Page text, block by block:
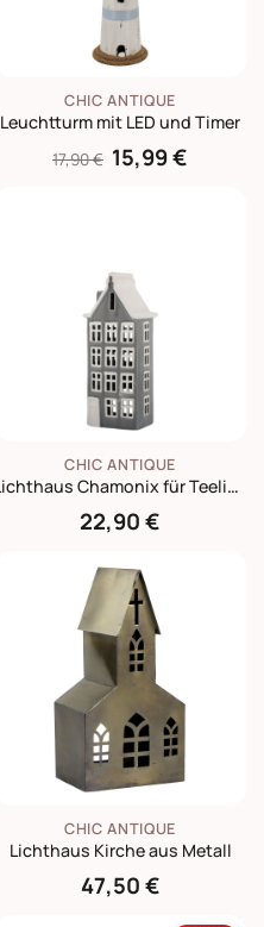
CHIC ANTIQUE
Leuchtturm mit LED und Timer
17,90 € 15,99 €
CHIC ANTIQUE
Lichthaus Chamonix für Teelicht 3
22,90 €
CHIC ANTIQUE
Lichthaus Kirche aus Metall
47,50 €